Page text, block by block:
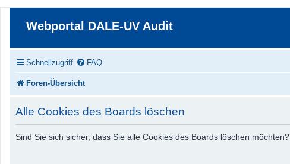
Webportal DALE-UV Audit
Schnellzugriff FAQ
Foren-Übersicht
Alle Cookies des Boards löschen
Sind Sie sich sicher, dass Sie alle Cookies des Boards löschen möchten?